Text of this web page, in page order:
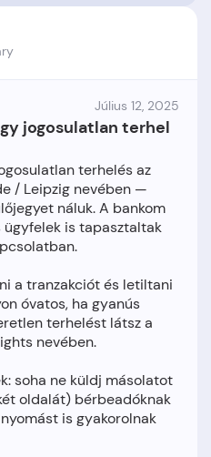
Július 12, 2025
jogosulatlan terhel
terhelés az
/ Leipzig nevében —
náluk. A bankom
is tapasztaltak
a tranzakciót és letiltani
óvatos, ha gyanús
terhelést látsz a
nevében.
soha ne küldj másolatot
oldalát) bérbeadóknak
is gyakorolnak